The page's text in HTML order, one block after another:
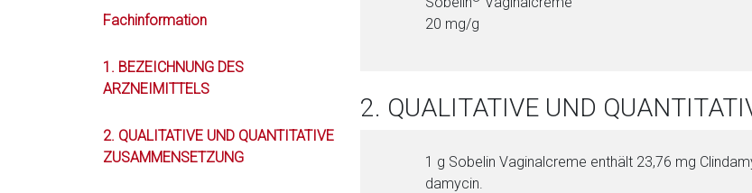
Fachinformation
1. BEZEICHNUNG DES
ARZNEIMITTELS
2. QUALITATIVE UND QUANTITATIVE
ZUSAMMENSETZUNG
20 mg/g
2. QUALITATIVE UND
1 g Sobelin Vaginalcreme enthält 23,76 mg
da­my­cin.